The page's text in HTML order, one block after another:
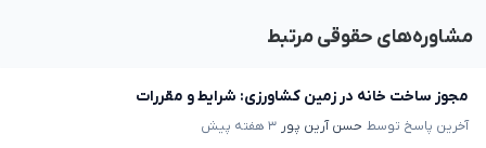
مشاوره‌های حقوقی مرتبط
مجوز ساخت خانه در زمین کشاورزی: شرایط و مقررات
آخرین پاسخ توسط حسن آرین پور ۳ هفته پیش